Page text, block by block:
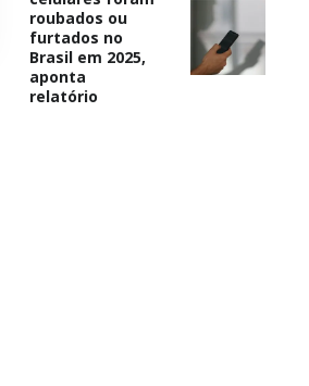
roubados ou
furtados no
Brasil em 2025,
aponta
relatório